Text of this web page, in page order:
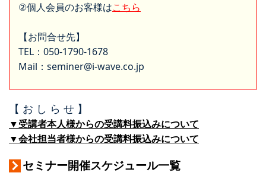
②個人会員のお客様はこちら
【お問合せ先】
TEL：050-1790-1678
Mail：seminer@i-wave.co.jp
【 お し ら せ 】
▼受講者本人様からの受講料振込みについて
▼会社担当者様からの受講料振込みについて
セミナー開催スケジュール一覧